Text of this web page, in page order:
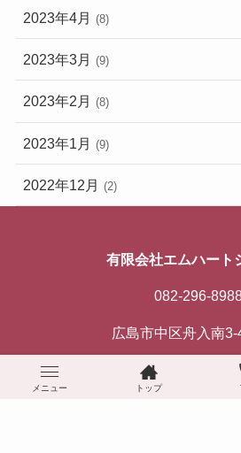
2023年4月 (8)
2023年3月 (9)
2023年2月 (8)
2023年1月 (9)
2022年12月 (2)
有限会社エムハート
082-296-
広島市中区舟入南
メニュー トップ